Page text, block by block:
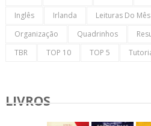
Inglês
Irlanda Leituras Do Mês
Organização
Quadrinhos
TBR
TOP 10 TOP 5
LIVROS